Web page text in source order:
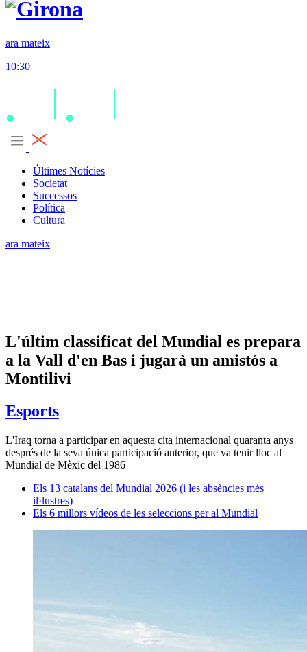
ara mateix
10:30
Últimes Notícies
Societat
Successos
Política
Cultura
ara mateix
L'últim classificat del Mundial es prepara
a la Vall d'en Bas i jugarà un amistós a
Montilivi
Esports
L'Iraq torna a participar en aquesta cita internacional quaranta anys
després de la seva única participació anterior, que va tenir lloc al
Mundial de Mèxic del 1986
Els 13 catalans del Mundial 2026 (i les absències més
il·lustres)
Els 6 millors vídeos de les seleccions per al Mundial